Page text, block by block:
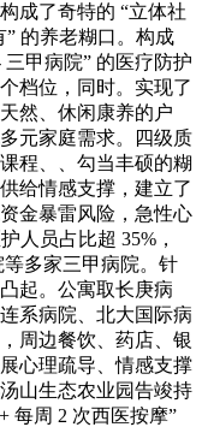
成了奇特的 “立体社
” 的养老糊口。构成
甲病院” 的医疗防护
档位，同时。实现了
然、休闲康养的户
元家庭需求。四级质
程、、勾当丰硕的糊
给情感支撑，建立了
金暴雷风险，急性心
人员占比超 35%，
多家三甲病院。针
起。公寓取长庚病
系病院、北大国际病
周边餐饮、药店、银
心理疏导、情感支撑
山生态农业园告竣持
每周 2 次西医按摩”